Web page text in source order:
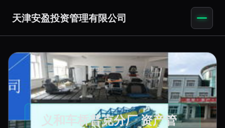
天津安盈投资管理有限公司
义和车桥普克分厂 资产管